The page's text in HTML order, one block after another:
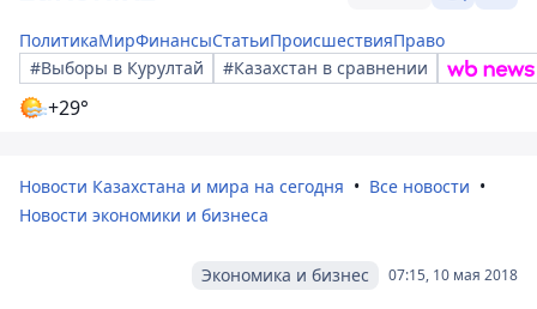
ПолитикаМирФинансыСтатьиПроисшествияПраво
#Выборы в Курултай
#Казахстан в сравнении
+29°
Новости Казахстана и мира на сегодня
Все новости
Новости экономики и бизнеса
07:15, 10 мая 2018
Экономика и бизнес